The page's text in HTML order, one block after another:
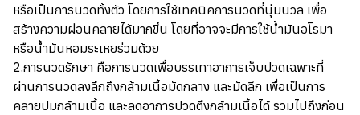
หรือเป็นการนวดทั้งตัว โดยการใช้เทคนิคการนวดที่นุ่มนวล เพื่อ
สร้างความผ่อนคลายได้มากขึ้น โดยที่อาจจะมีการใช้น้ำมันอโรมา
หรือน้ำมันหอมระเหยร่วมด้วย
2.การนวดรักษา คือการนวดเพื่อบรรเทาอาการเจ็บปวดเฉพาะที่
ผ่านการนวดลงลึกถึงกล้ามเนื้อมัดกลาง และมัดลึก เพื่อเป็นการ
คลายปมกล้ามเนื้อ และลดอาการปวดตึงกล้ามเนื้อได้ รวมไปถึงก่อน